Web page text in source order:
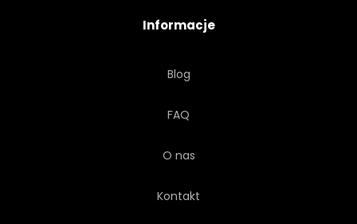
Informacje
Blog
FAQ
O nas
Kontakt